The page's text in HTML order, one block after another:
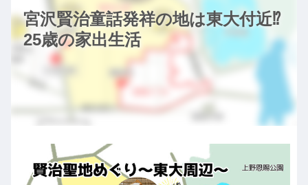
宮沢賢治童話発祥の地は東大付近⁉︎
25歳の家出生活